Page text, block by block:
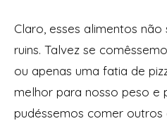
Claro, esses alimentos
ruins. Talvez se
ou apenas uma fatia de
melhor para nosso peso e
pudéssemos comer outros